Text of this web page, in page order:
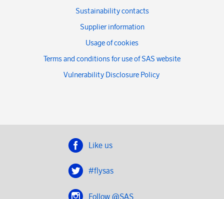
Sustainability contacts
Supplier information
Usage of cookies
Terms and conditions for use of SAS website
Vulnerability Disclosure Policy
Like us
#flysas
Follow @SAS